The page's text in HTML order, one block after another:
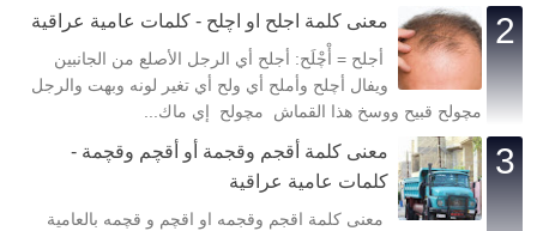
معنى كلمة اجلح او اچلح - كلمات عامية عراقية
أجلح = أْچْلَح: أجلح أي الرجل الأصلع من الجانبين
ويفال أچلح وأملح أي ولح أي تغير لونه وبهت والرجل
مچولح قبيح ووسخ هذا القماش مچولح إي ماك...
معنى كلمة أقجم وقجمة أو أقچم وقچمة -
كلمات عامية عراقية
معنى كلمة اقجم وقجمه او اقچم و قچمه بالعامية